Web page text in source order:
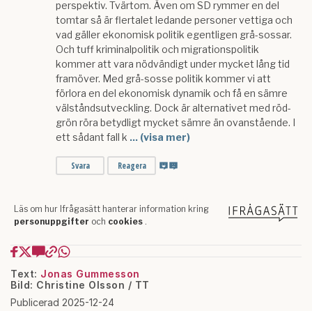
Text: Jonas Gummesson
Bild: Christine Olsson / TT
Publicerad 2025-12-24